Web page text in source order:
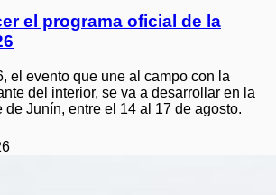
el programa oficial de la
el evento que une al campo con la
del interior, se va a desarrollar en la
Junín, entre el 14 al 17 de agosto.